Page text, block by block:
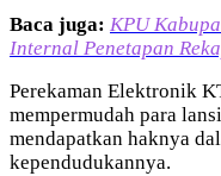
Baca juga: KPU
Internal Penetapan
Perekaman Elektronik
mempermudah para
mendapatkan haknya
kependudukannya.